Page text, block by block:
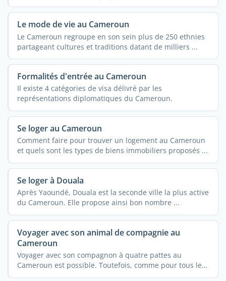
Le mode de vie au Cameroun
Le Cameroun regroupe en son sein plus de 250 ethnies
partageant cultures et traditions datant de milliers ...
Formalités d'entrée au Cameroun
Il existe 4 catégories de visa délivré par les
représentations diplomatiques du Cameroun.
Se loger au Cameroun
Comment faire pour trouver un logement au Cameroun
et quels sont les types de biens immobiliers proposés ...
Se loger à Douala
Après Yaoundé, Douala est la seconde ville la plus active
du Cameroun. Elle propose ainsi bon nombre ...
Voyager avec son animal de compagnie au
Cameroun
Voyager avec son compagnon à quatre pattes au
Cameroun est possible. Toutefois, comme pour tous les
autres ...